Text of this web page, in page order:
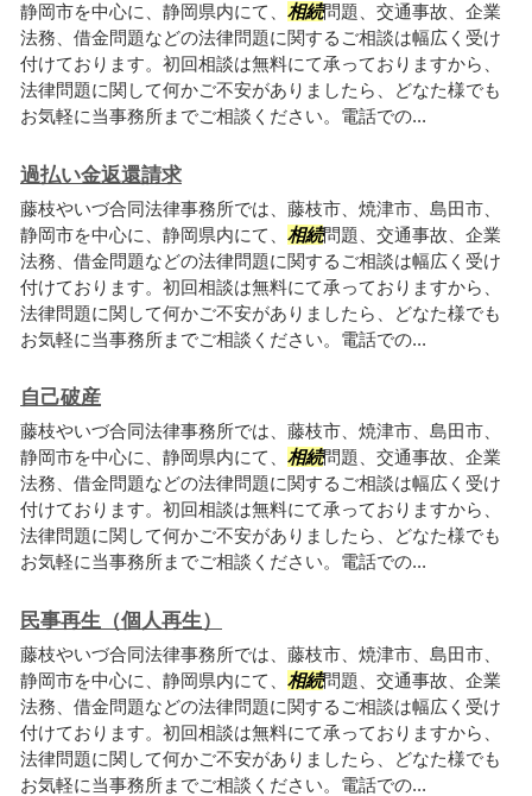
静岡市を中心に、静岡県内にて、 相続問題、交通事故、企業
法務、借金問題などの法律問題に関するご相談は幅広く受け
付けております。初回相談は無料にて承っておりますから、
法律問題に関して何かご不安がありましたら、どなた様でも
お気軽に当事務所までご相談ください。電話での...
過払い金返還請求
藤枝やいづ合同法律事務所では、藤枝市、焼津市、島田市、
静岡市を中心に、静岡県内にて、 相続問題、交通事故、企業
法務、借金問題などの法律問題に関するご相談は幅広く受け
付けております。初回相談は無料にて承っておりますから、
法律問題に関して何かご不安がありましたら、どなた様でも
お気軽に当事務所までご相談ください。電話での...
自己破産
藤枝やいづ合同法律事務所では、藤枝市、焼津市、島田市、
静岡市を中心に、静岡県内にて、 相続問題、交通事故、企業
法務、借金問題などの法律問題に関するご相談は幅広く受け
付けております。初回相談は無料にて承っておりますから、
法律問題に関して何かご不安がありましたら、どなた様でも
お気軽に当事務所までご相談ください。電話での...
民事再生（個人再生）
藤枝やいづ合同法律事務所では、藤枝市、焼津市、島田市、
静岡市を中心に、静岡県内にて、 相続問題、交通事故、企業
法務、借金問題などの法律問題に関するご相談は幅広く受け
付けております。初回相談は無料にて承っておりますから、
法律問題に関して何かご不安がありましたら、どなた様でも
お気軽に当事務所までご相談ください。電話での...